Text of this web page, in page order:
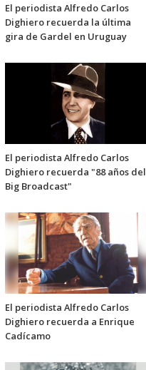
El periodista Alfredo Carlos
Dighiero recuerda la última
gira de Gardel en Uruguay
El periodista Alfredo Carlos
Dighiero recuerda "88 años del
Big Broadcast"
El periodista Alfredo Carlos
Dighiero recuerda a Enrique
Cadícamo